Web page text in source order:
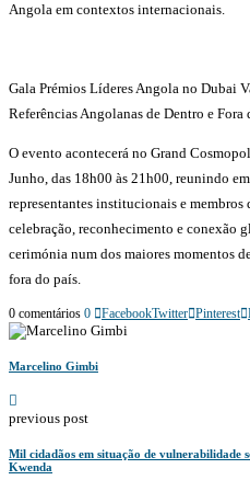
Angola em contextos internacionais.
Gala Prémios Líderes Angola no Dubai
Referências Angolanas de Dentro e Fora
O evento acontecerá no Grand
Junho, das 18h00 às 21h00, reunindo
representantes institucionais e
celebração, reconhecimento e conexão
cerimónia num dos maiores momentos
fora do país.
0 comentários 0 FacebookTwitter Pinterest
Marcelino Gimbi
previous post
Mil cidadãos em situação de vulnerabilidade
Kwenda